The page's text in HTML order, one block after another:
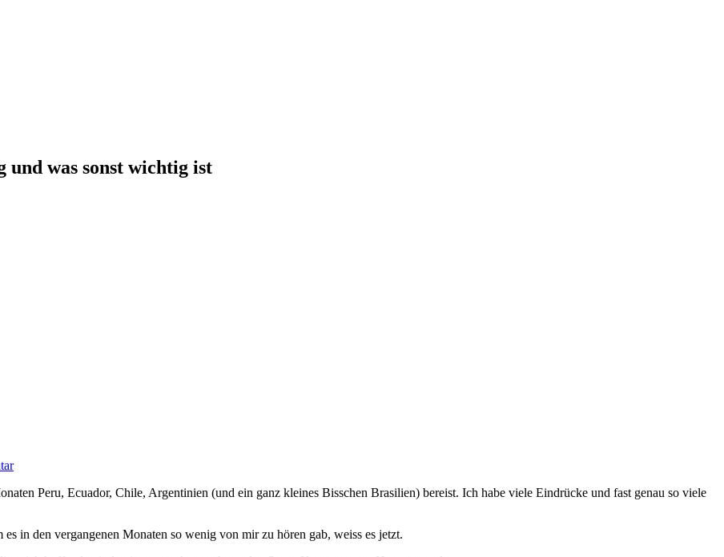
was sonst wichtig ist
Peru, Ecuador, Chile, Argentinien (und ein ganz kleines Bisschen Brasilien) bereist. Ich habe viele Eindrücke und fast genau so viele
in den vergangenen Monaten so wenig von mir zu hören gab, weiss es jetzt.